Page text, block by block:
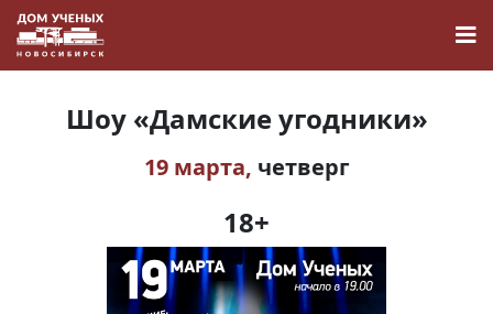
Наука
Шоу «Дамские угодники»
19 марта, четверг
18+